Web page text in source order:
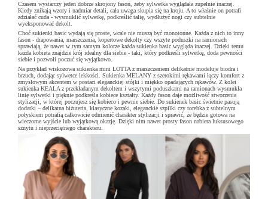
Czasem wystarczy jeden dobrze skrojony fason, żeby sylwetka wyglądała zupełnie inaczej.
Kiedy znikają wzory i nadmiar detali, cała uwaga skupia się na kroju. A to właśnie on potrafi
zdziałać cuda - wysmuklić sylwetkę, podkreślić talię, wydłużyć nogi czy subtelnie
wyeksponować dekolt.
Choć sukienki basic wydają się proste, wcale nie muszą być monotonne. Każda z nich to inny
fason - drapowania, marszczenia, kopertowe dekolty czy wszyte poduszki na ramionach
sprawiają, że nawet w tym samym kolorze każda sukienka basic wygląda inaczej. Dzięki temu
każda kobieta znajdzie krój idealny dla siebie - taki, który podkreśli sylwetkę, doda pewności
siebie i pozwoli poczuć się wyjątkowo.
Na przykład wiskozowa sukienka mini LOTTA z marszczeniem delikatnie modeluje biodra i
brzuch, dodając sylwetce lekkości. Sukienka MELANY z szerokimi rękawami łączy komfort z
zmysłowym akcentem w postaci eleganckiej stójki i miękko opadających rękawów. Z kolei
sukienka KEALA z przekładanym dekoltem i wszytymi poduszkami na ramionach wysmukla
linię sylwetki i pięknie podkreśla kobiece kształty. Każdy fason daje możliwość stworzenia
stylizacji, w której poczujesz się kobieco i pewnie siebie. Do sukienek basic świetnie pasują
dodatki – delikatna biżuteria, klasyczne kozaki, eleganckie szpilki czy torebka z subtelnym
połyskiem potrafią całkowicie odmienić charakter stylizacji i sprawić, że będzie gotowa na
wieczorne wyjście lub wyjątkową okazję. Dzięki nim nawet prosty fason nabiera luksusowego
sznytu i nieprzeciętnego charakteru.